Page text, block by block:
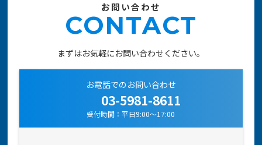
お問い合わせ
CONTACT
まずはお気軽にお問い合わせください。
お電話でのお問い合わせ
03-5981-8611
受付時間：平日9:00～17:00